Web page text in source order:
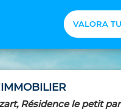
VALORA
Résidence le petit